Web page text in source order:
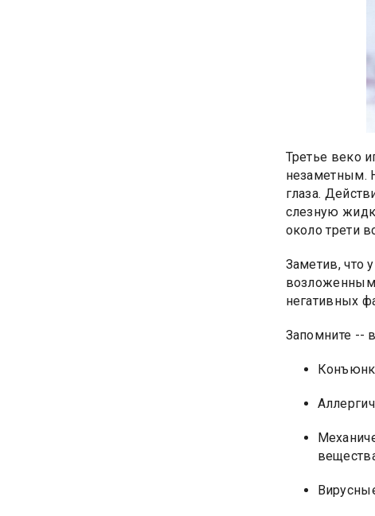
Третье веко
незаметным.
глаза.
слезную
около трети
Заметив, что
негативных
Запомните --